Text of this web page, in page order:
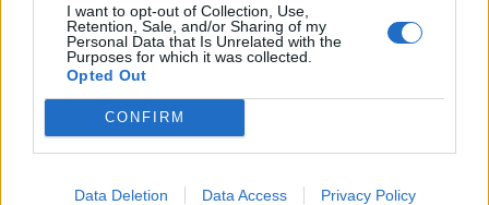
I want to opt-out of Collection, Use,
Retention, Sale, and/or Sharing of my
Personal Data that Is Unrelated with the
Purposes for which it was collected.
Opted Out
CONFIRM
Data Deletion Data Access Privacy Policy
articolo.
L'email è richiesta ma non verrà mostrata ai visitatori. Il contenuto di questo
commento esprime il pensiero dell'autore e non rappresenta la linea editoriale
di VareseNews.it, che rimane autonoma e indipendente. I messaggi inclusi nei
commenti non sono testi giornalistici, ma post inviati dai singoli lettori che
possono essere automaticamente pubblicati senza filtro preventivo. I commenti
che includano uno o più link a siti esterni verranno rimossi in automatico dal